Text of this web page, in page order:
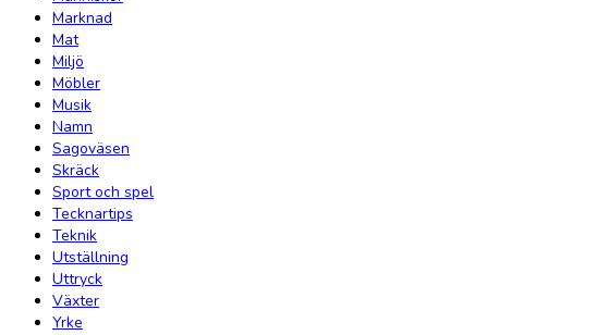
Marknad
Mat
Miljö
Möbler
Musik
Namn
Sagoväsen
Skräck
Sport och spel
Tecknartips
Teknik
Utställning
Uttryck
Växter
Yrke